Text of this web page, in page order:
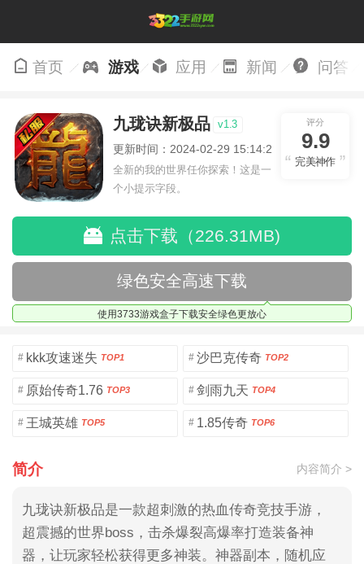
首页 游戏 应用 新闻 问答
九珑诀新极品 v1.3
更新时间：2024-02-29 15:14:27
全新的我的世界任你探索！这是一
个小提示字段。
评分
9.9
完美神作
点击下载（226.31MB)
绿色安全高速下载
使用3733游戏盒子下载安全绿色更放心
# kkk攻速迷失 TOP1 # 沙巴克传奇 TOP2
# 原始传奇1.76 TOP3 # 剑雨九天 TOP4
# 王城英雄 TOP5 # 1.85传奇 TOP6
简介 内容简介 >
九珑诀新极品是一款超刺激的热血传奇竞技手游，
超震撼的世界boss，击杀爆裂高爆率打造装备神
器，让玩家轻松获得更多神装。神器副本，随机应